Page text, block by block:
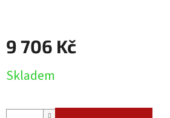
9 706 Kč
cena:
Skladem